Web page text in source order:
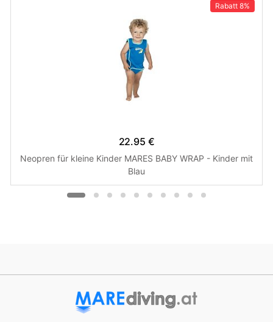
Rabatt 8%
22.95 €
Neopren für kleine Kinder MARES BABY WRAP - Kinder mit
Blau